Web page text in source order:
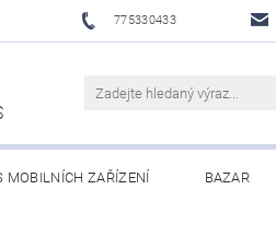
775330433
MOBILNÍCH ZAŘÍZENÍ BAZAR